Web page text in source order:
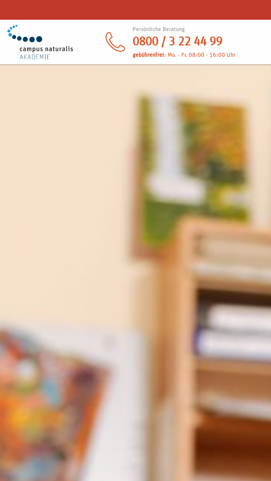
Persönliche Beratung
0800 / 3 22 44 99
gebührenfrei: Mo. - Fr. 08:00 - 16:00 Uhr